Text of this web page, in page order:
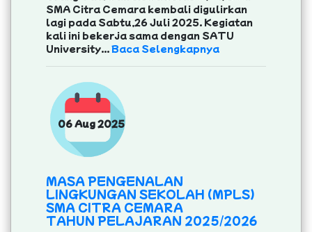
SMA Citra Cemara kembali digulirkan
lagi pada Sabtu,26 Juli 2025. Kegiatan
kali ini bekerja sama dengan SATU
University...Baca Selengkapnya
06 Aug 2025
MASA PENGENALAN
LINGKUNGAN SEKOLAH (MPLS)
SMA CITRA CEMARA
TAHUN PELAJARAN 2025/2026